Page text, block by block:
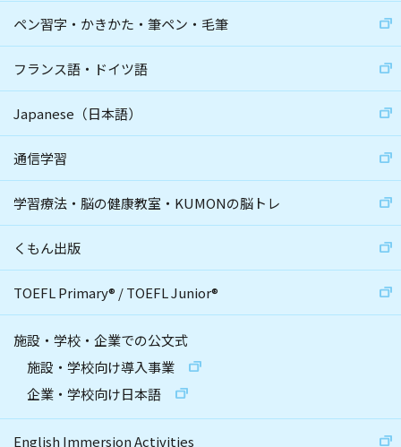
ペン習字・かきかた・筆ペン・毛筆
フランス語・ドイツ語
Japanese（日本語）
通信学習
学習療法・脳の健康教室・KUMONの脳トレ
くもん出版
TOEFL Primary® /TOEFL Junior®
施設・学校・企業での公文式
施設・学校向け導入事業
企業・学校向け日本語
English Immersion Activities